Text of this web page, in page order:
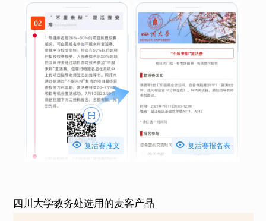
 复活赛推文  复活赛报名表
四川大学教务处选用的麦客产品